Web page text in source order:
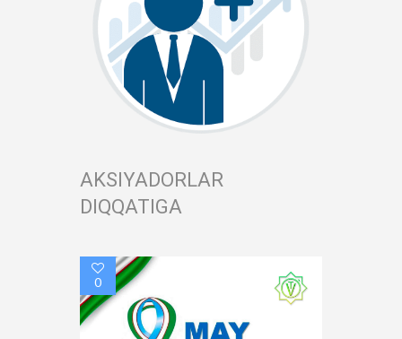
AKSIYADORLAR
DIQQATIGA
0